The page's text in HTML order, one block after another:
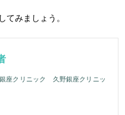
てみましょう。
座クリニック 久野銀座クリニッ